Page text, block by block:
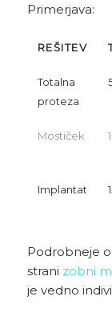
Primerjava:
REŠITEV
Totalna
proteza
Mostiček
Implantat
Podrobneje
strani zobni
je vedno